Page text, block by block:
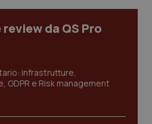
da QS Pro
infrastrutture,
GDPR e Risk management
funzionalità di base quali la
e l'accesso alle aree
web non è in grado di
Fornitore/